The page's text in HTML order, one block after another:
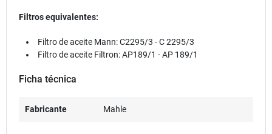
Filtros equivalentes:
Filtro de aceite Mann:C2295/3 - C 2295/3
Filtro de aceite Filtron: AP189/1 - AP 189/1
Ficha técnica
Fabricante Mahle